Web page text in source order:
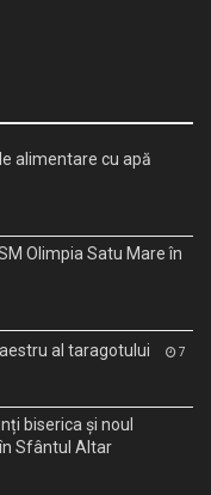
alimentare cu apă
Olimpia Satu Mare în
al taragotului 7
biserica și noul
Sfântul Altar